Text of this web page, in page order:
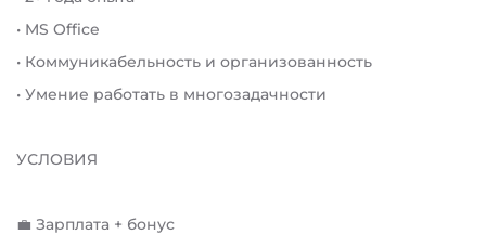
• MS Office
• Коммуникабельность и организованность
• Умение работать в многозадачности
УСЛОВИЯ
💼 Зарплата + бонус